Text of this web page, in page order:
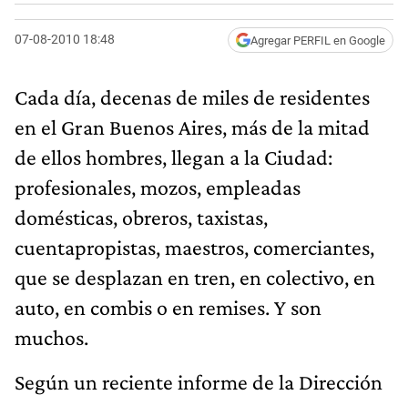
07-08-2010 18:48 Agregar PERFIL en Google
Cada día, decenas de miles de residentes
en el Gran Buenos Aires, más de la mitad
de ellos hombres, llegan a la Ciudad:
profesionales, mozos, empleadas
domésticas, obreros, taxistas,
cuentapropistas, maestros, comerciantes,
que se desplazan en tren, en colectivo, en
auto, en combis o en remises. Y son
muchos.
Según un reciente informe de la Dirección